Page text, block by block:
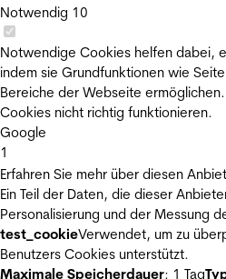
Notwendig 10
Notwendige Cookies helfen dabei,
indem sie Grundfunktionen wie
Bereiche der Webseite
Cookies nicht richtig funktionieren.
Google
1
Erfahren Sie mehr über diesen
Ein Teil der Daten, die dieser
Personalisierung und der Messung
test_cookieVerwendet, um zu
Benutzers Cookies unterstützt.
Maximale Speicherdauer: 1 Tag